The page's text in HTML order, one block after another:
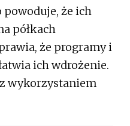
powoduje, że ich
półkach
że programy i
ich wdrożenie.
wykorzystaniem